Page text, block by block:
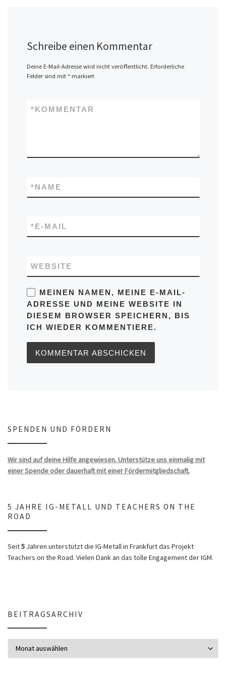
Schreibe einen Kommentar
Deine E-Mail-Adresse wird nicht veröffentlicht. Erforderliche
Felder sind mit *markiert
KOMMENTAR
*
NAME
*
E-MAIL
*
WEBSITE
MEINEN NAMEN, MEINE E-MAIL-
ADRESSE UND MEINE WEBSITE IN
DIESEM BROWSER SPEICHERN, BIS
ICH WIEDER KOMMENTIERE.
SPENDEN UND FÖRDERN
Wir sind auf deine Hilfe angewiesen. Unterstütze uns einmalig mit
einer Spende oder dauerhaft mit einer Fördermitgliedschaft.
5 JAHRE IG-METALL UND TEACHERS ON THE
ROAD
Seit5 Jahren unterstützt die IG-Metall in Frankfurt das Projekt
Teachers on the Road. Vielen Dank an das tolle Engagement der IGM.
BEITRAGSARCHIV